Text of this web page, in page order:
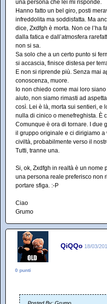
una persona che lei mi risponde.
Hanno fatto un bel giro, posti
infreddolita ma soddisfatta. Ma
dice, Zxdfgh è morta. Non ce l’ha
dalla fatica e dall’atmosfera
non si sa.
Sa solo che a un certo punto si
si accascia, finisce distesa per
E non si riprende più. Senza mai
conoscenza, muore.
Io non chiedo come mai loro
aiuto, non siamo rimasti ad
così. Lei è là, morta sui sentieri, e
nulla di cinico o menefreghista. È
Comunque è ora di tornare. I due
il gruppo originale e ci dirigiamo a
civiltà, probabilmente verso il
Tutti, tranne una.
Si, ok, Zxdfgh in realtà è un nome
una persona reale preferisco non
portare sfiga. :-P
Ciao
Grumo
QiQQo 18/03/
0 punti
Posted By: Grumo